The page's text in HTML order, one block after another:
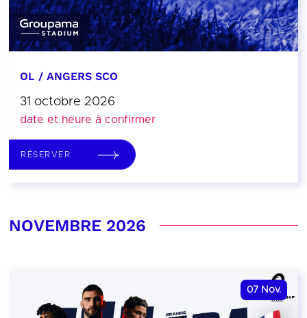
OL / ANGERS SCO
31 octobre 2026
date et heure à confirmer
RÉSERVER
NOVEMBRE 2026
07 Nov.